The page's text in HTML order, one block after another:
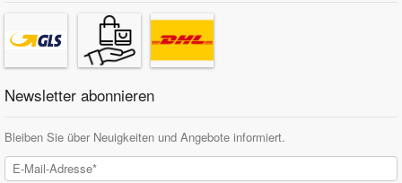
Newsletter abonnieren
Bleiben Sie über Neuigkeiten und Angebote informiert.